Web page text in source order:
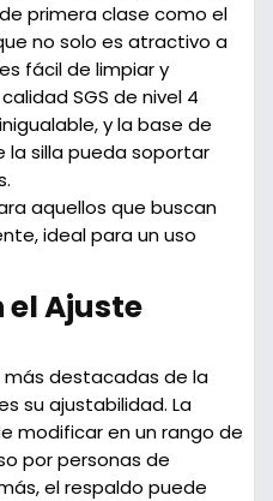
primera clase como el
no solo es atractivo a
fácil de limpiar y
SGS de nivel 4
y la base de
la silla pueda soportar
aquellos que buscan
ideal para un uso
Ajuste
destacadas de la
su ajustabilidad. La
modificar en un rango de
por personas de
el respaldo puede